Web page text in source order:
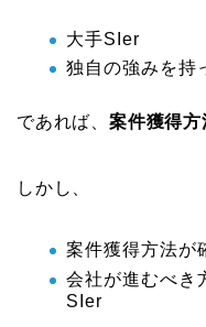
大手SIer
独自の強みを持
であれば、 案件獲得方
しかし、
案件獲得方法が
会社が進むべき
SIer